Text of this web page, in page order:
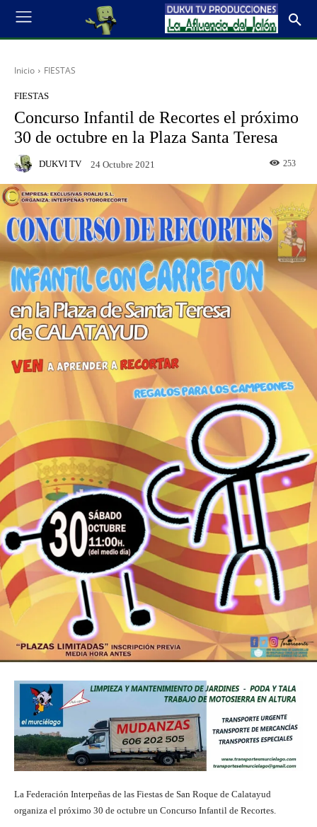
Inicio FIESTAS
FIESTAS
Concurso Infantil de Recortes el próximo
30 de octubre en la Plaza Santa Teresa
DUKVI TV 24 Octubre 2021 253
La Federación Interpeñas de las Fiestas de San Roque de Calatayud
organiza el próximo 30 de octubre un Concurso Infantil de Recortes.